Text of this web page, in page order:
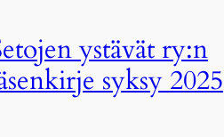
ystävät ry:n
syksy 2025